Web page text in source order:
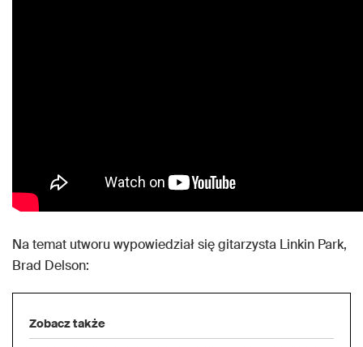
Na temat utworu wypowiedział się gitarzysta Linkin Park,
Brad Delson:
Zobacz także